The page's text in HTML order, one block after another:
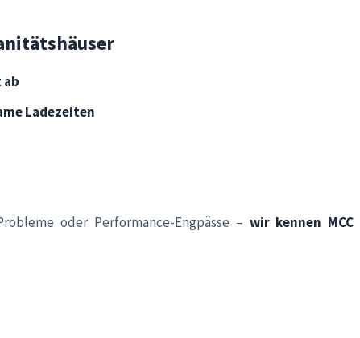
Ladezeiten
oder Performance-Engpässe – wir kennen MCC